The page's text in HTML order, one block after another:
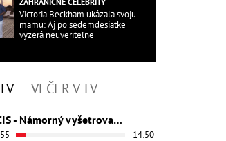
Victoria Beckham ukázala svoju
mamu: Aj po sedemdesiatke
vyzerá neuveriteľne
VEČER V TV
NCIS - Námorný vyšetrovací úrad
14:50